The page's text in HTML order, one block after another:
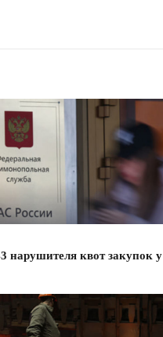
нарушителя квот закупок у